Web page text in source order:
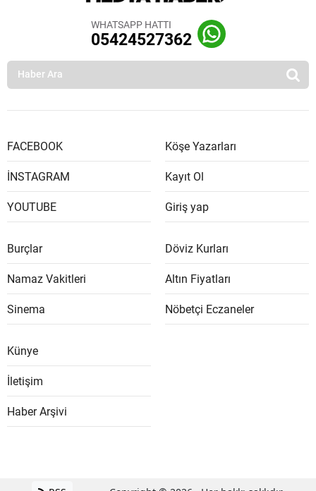
WHATSAPP HATTI
05424527362
FACEBOOK
İNSTAGRAM
YOUTUBE
Köşe Yazarları
Kayıt Ol
Giriş yap
Burçlar
Namaz Vakitleri
Sinema
Döviz Kurları
Altın Fiyatları
Nöbetçi Eczaneler
Künye
İletişim
Haber Arşivi